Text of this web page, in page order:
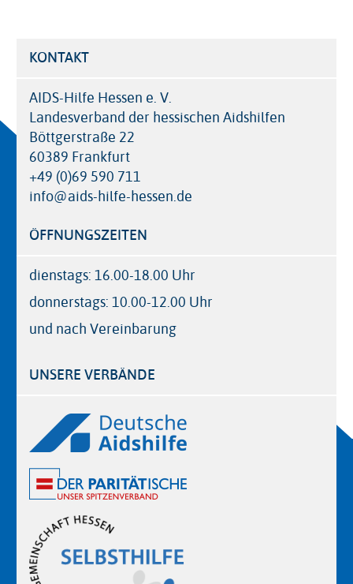
KONTAKT
AIDS-Hilfe Hessen e. V.
Landesverband der hessischen Aidshilfen
Böttgerstraße 22
60389 Frankfurt
+49 (0)69 590 711
info@aids-hilfe-hessen.de
ÖFFNUNGSZEITEN
dienstags: 16.00-18.00 Uhr
donnerstags: 10.00-12.00 Uhr
und nach Vereinbarung
UNSERE VERBÄNDE
Logos